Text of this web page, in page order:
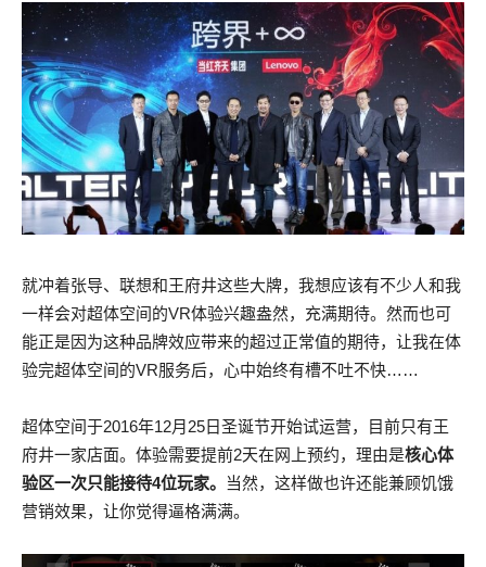
就冲着张导、联想和王府井这些大牌，我想应该有不少人和我
一样会对超体空间的VR体验兴趣盎然，充满期待。然而也可
能正是因为这种品牌效应带来的超过正常值的期待，让我在体
验完超体空间的VR服务后，心中始终有槽不吐不快……
超体空间于2016年12月25日圣诞节开始试运营，目前只有王
府井一家店面。体验需要提前2天在网上预约，理由是核心体
验区一次只能接待4位玩家。
当然，这样做也许还能兼顾饥饿
营销效果，让你觉得逼格满满。